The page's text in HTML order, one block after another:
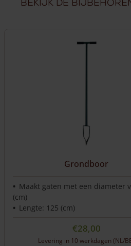
Bekijk de
Grondboor
Maakt gaten met een diameter
(cm)
Lengte: 125 (cm)
€28,00
Levering in 10 werkdagen (NL/